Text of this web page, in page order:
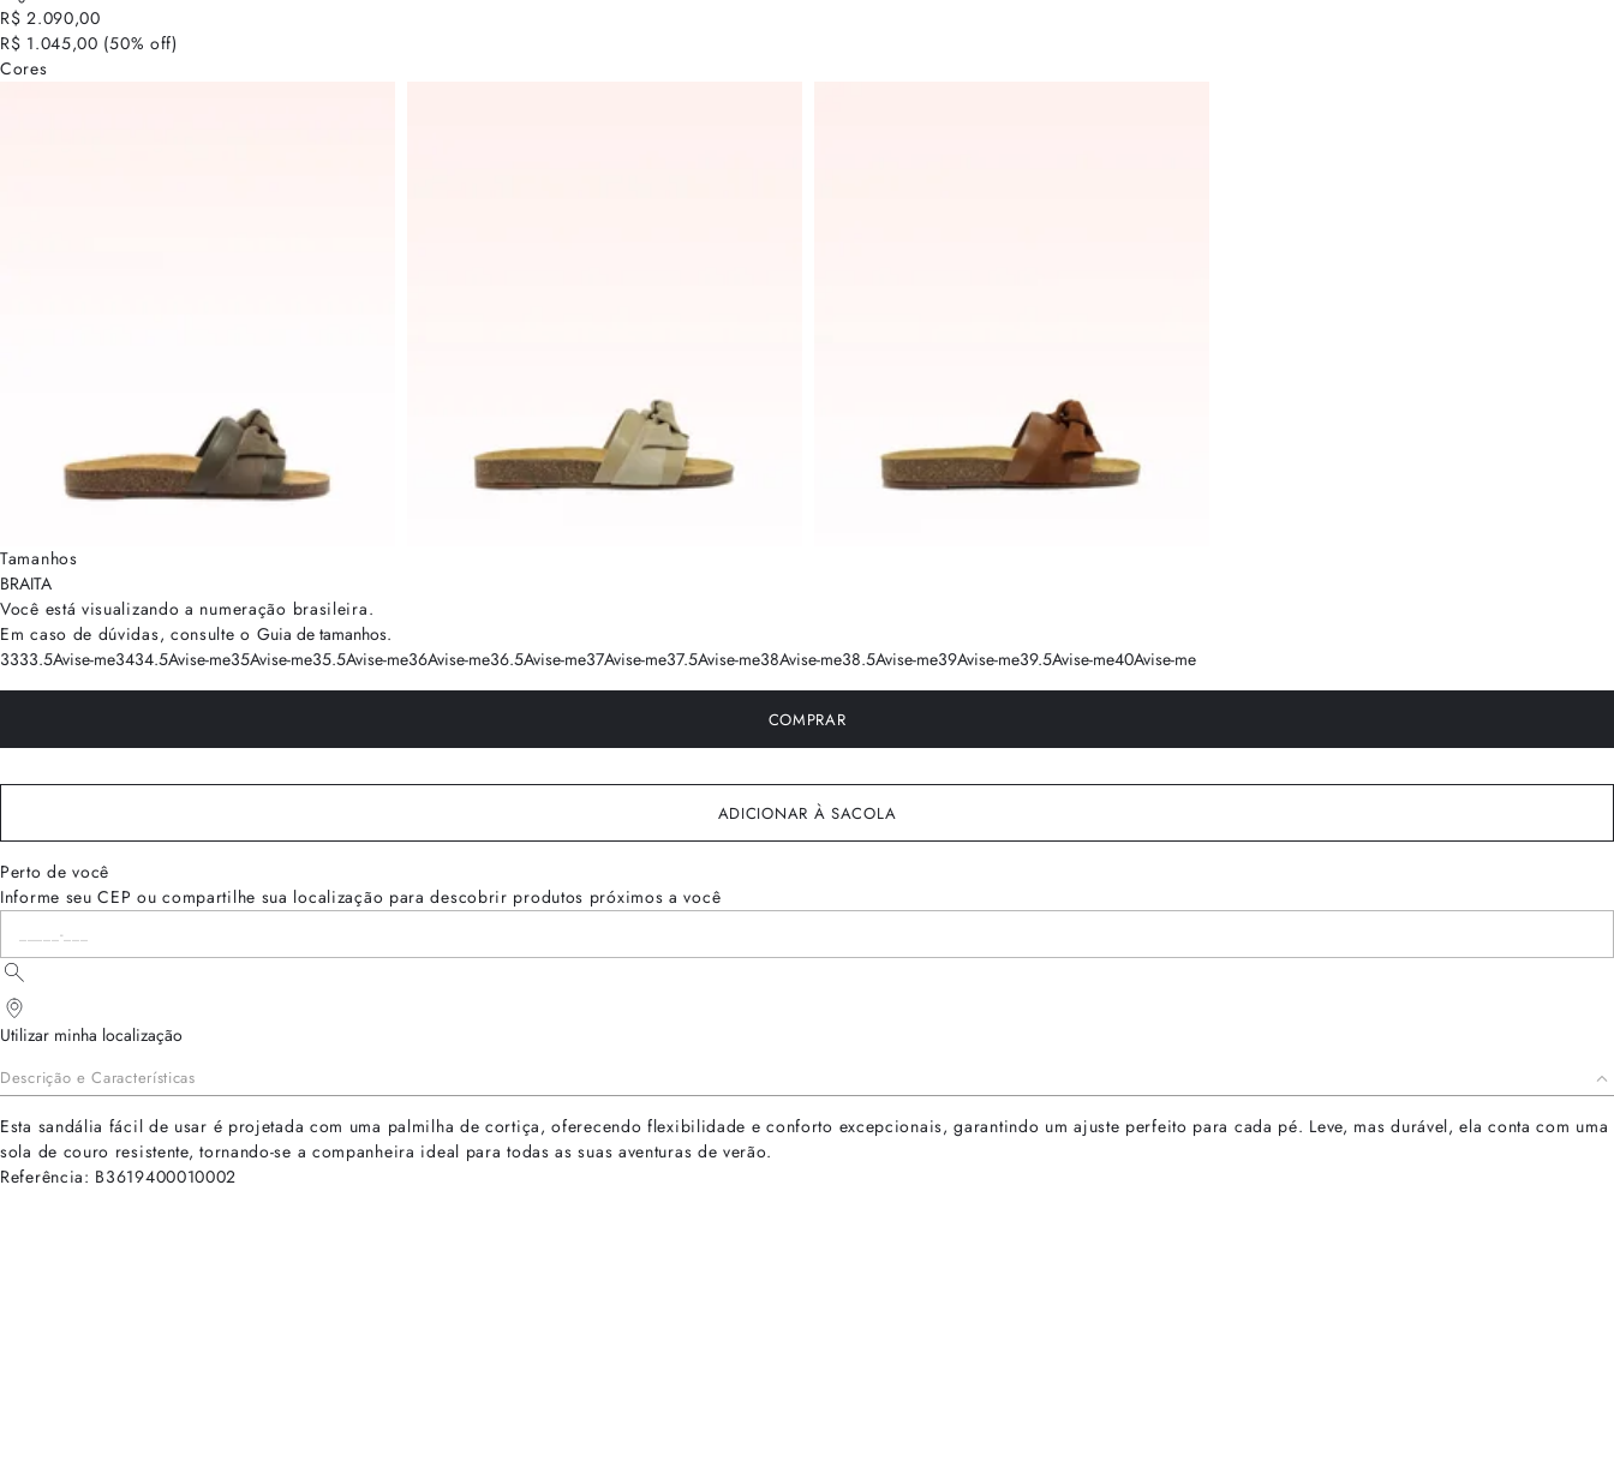
R$ 2.090,00
R$ 1.045,00 (50% off)
Cores
Tamanhos
BRAITA
Você está visualizando a numeração brasileira.
Em caso de dúvidas, consulte o Guia de tamanhos.
3333.5Avise-me3434.5Avise-me35Avise-me35.5Avise-me36Avise-me36.5Avise-me37Avise-me37.5Avise-me38Avise-me38.5Avise-me39Avise-me39.5Avise-me40Avise-me
COMPRAR
ADICIONAR À SACOLA
Perto de você
Informe seu CEP ou compartilhe sua localização para descobrir produtos próximos a você
Utilizar minha localização
Descrição e Características
Esta sandália fácil de usar é projetada com uma palmilha de cortiça, oferecendo flexibilidade e conforto excepcionais, garantindo um ajuste perfeito para cada pé. Leve, mas durável, ela conta com uma
sola de couro resistente, tornando-se a companheira ideal para todas as suas aventuras de verão.
Referência: B3619400010002